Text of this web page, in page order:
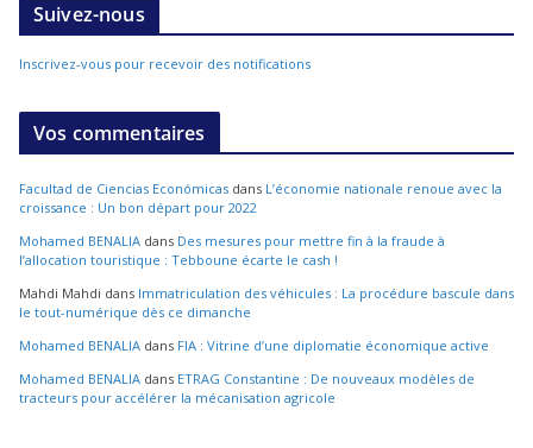
Suivez-nous
Inscrivez-vous pour recevoir des notifications
Vos commentaires
Facultad de Ciencias Económicas dans L’économie nationale renoue avec la
croissance : Un bon départ pour 2022
Mohamed BENALIA dans Des mesures pour mettre fin à la fraude à
l’allocation touristique : Tebboune écarte le cash !
Mahdi Mahdi dans Immatriculation des véhicules : La procédure bascule dans
le tout-numérique dès ce dimanche
Mohamed BENALIA dans FIA : Vitrine d’une diplomatie économique active
Mohamed BENALIA dans ETRAG Constantine : De nouveaux modèles de
tracteurs pour accélérer la mécanisation agricole